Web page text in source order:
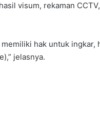
visum, rekaman
hak untuk ingkar,
jelasnya.